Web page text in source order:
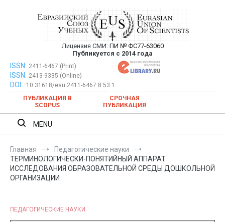
Евразийский Союз Ученых —
публикация научных статей в
ежемесячном научном журнале
Лицензия СМИ: ПИ № ФС77-63060
Публикуется с 2014 года
Евразийский Союз Ученых — публикация научных статей в
ежемесячном научном журнале
ISSN: 2411-6467 (Print)
ISSN: 2413-9335 (Online)
DOI:
10.31618/esu.2411-6467.8.53.1
ПУБЛИКАЦИЯ В
SCOPUS
СРОЧНАЯ
ПУБЛИКАЦИЯ
MENU
Главная
Педагогические науки
ТЕРМИНОЛОГИЧЕСКИ-ПОНЯТИЙНЫЙ АППАРАТ
ИССЛЕДОВАНИЯ ОБРАЗОВАТЕЛЬНОЙ СРЕДЫ ДОШКОЛЬНОЙ
ОРГАНИЗАЦИИ
ПЕДАГОГИЧЕСКИЕ НАУКИ